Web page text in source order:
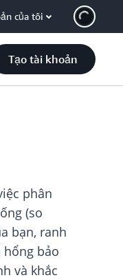
của tôi
Tạo tài khoản
phân
(so
bạn, ranh
bảo
và khắc